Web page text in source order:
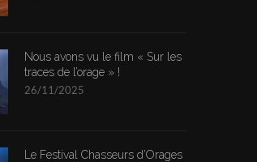
Nous avons vu le film « Sur les
traces de l’orage » !
26/11/2025
Le Festival Chasseurs d’Orages